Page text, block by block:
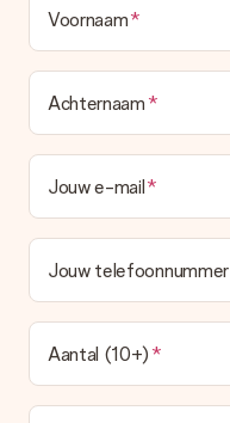
Voornaam
Achternaam
Jouw e-mail
Jouw telefoonnummer
Aantal (10+)